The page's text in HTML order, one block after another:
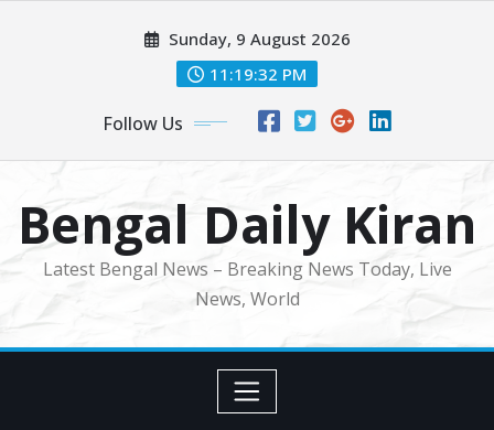
Sunday, 9 August 2026
11:19:34 PM
Follow Us
Bengal Daily Kiran
Latest Bengal News – Breaking News Today, Live
News, World